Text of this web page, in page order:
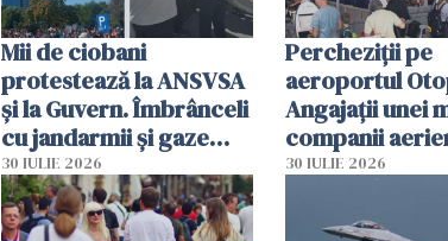
Mii de ciobani
protestează la ANSVSA
și la Guvern. Îmbrânceli
cu jandarmii și gaze
lacrimogene
30 IULIE 2026
Percheziții pe
aeroportul
Angajații unei
companii
parfumuri,
vânzării
30 IULIE 2026